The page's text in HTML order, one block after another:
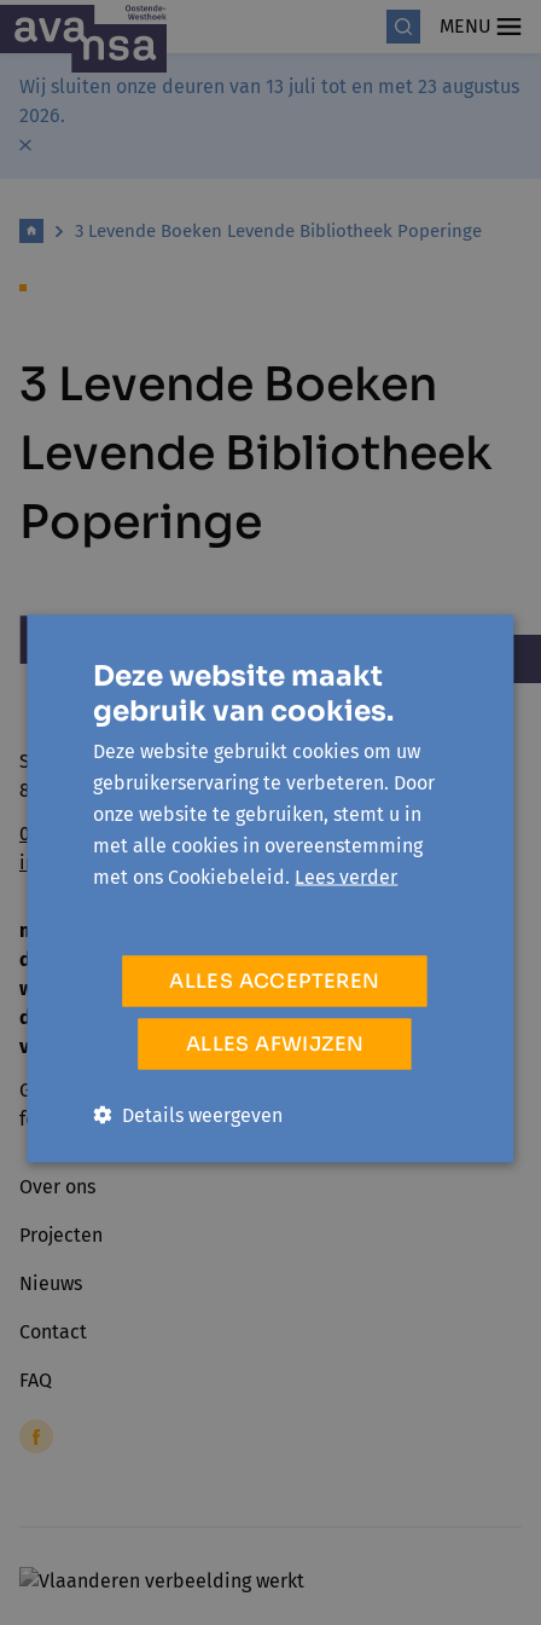
MENU
Wij sluiten onze deuren van 13 juli tot en met 23 augustus
2026.
3 Levende Boeken Levende Bibliotheek Poperinge
3 Levende Boeken
Levende Bibliotheek
Poperinge
Sint Niklaasstraat 8
8400 Oostende
059/50 39 52
info@avansa-ow.be
ma
di
9 u. - 12 u. | 14 u. - 16 u.
woe
do
9 u. - 12 u. | 14 u. - 16 u.
vrij
Gesloten tijdens schoolvakanties en op officiële
feestdagen.
Over ons
Projecten
Nieuws
Contact
FAQ
Deze website maakt
gebruik van cookies.
Deze website gebruikt cookies om uw
gebruikerservaring te verbeteren. Door
onze website te gebruiken, stemt u in
met alle cookies in overeenstemming
met ons Cookiebeleid. Lees verder
ALLES ACCEPTEREN
ALLES AFWIJZEN
Details weergeven